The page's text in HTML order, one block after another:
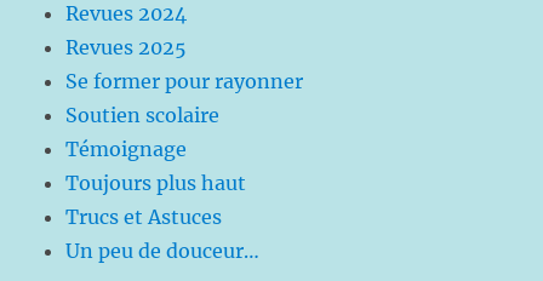
Revues 2024
Revues 2025
Se former pour rayonner
Soutien scolaire
Témoignage
Toujours plus haut
Trucs et Astuces
Un peu de douceur…